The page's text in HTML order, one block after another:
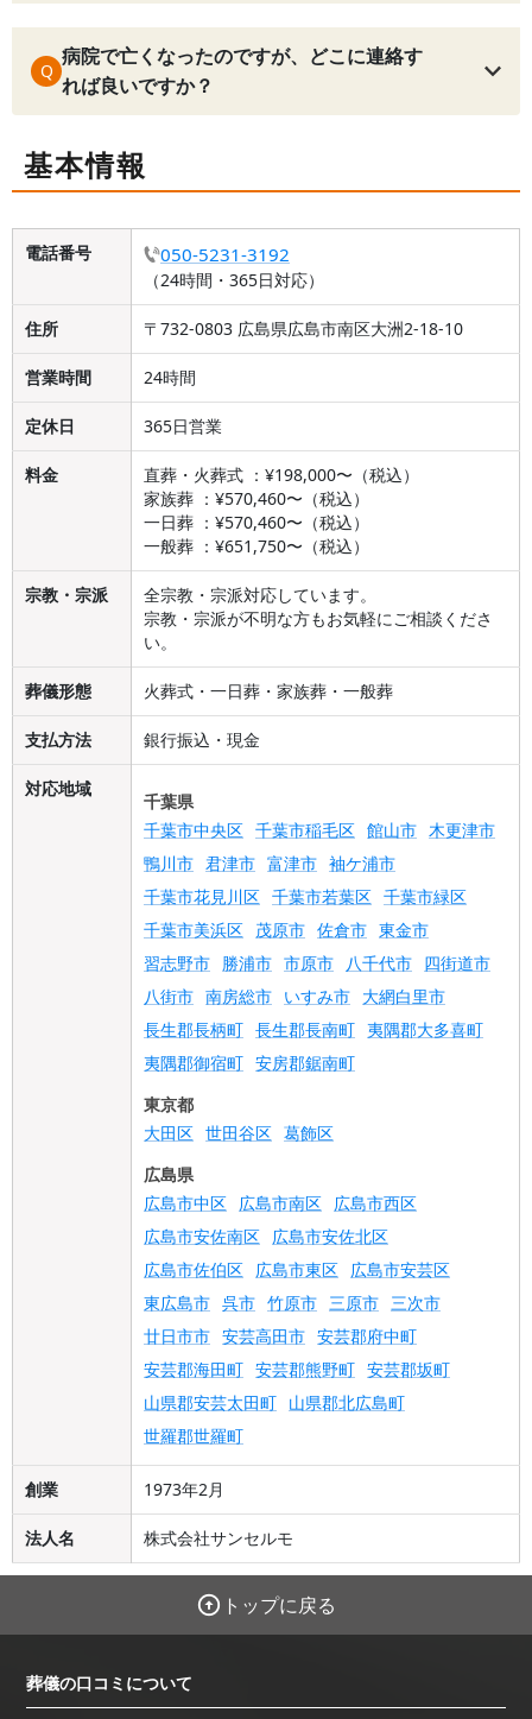
Q
病院で亡くなったのですが、どこに連絡す
れば良いですか？
基本情報
電話番号 050-5231-3192
（24時間・365日対応）
住所 〒732-0803 広島県広島市南区大洲2-18-10
営業時間 24時間
定休日 365日営業
料金
直葬・火葬式 ：¥198,000〜（税込）
家族葬 ：¥570,460〜（税込）
一日葬 ：¥570,460〜（税込）
一般葬 ：¥651,750〜（税込）
宗教・宗派
全宗教・宗派対応しています。
宗教・宗派が不明な方もお気軽にご相談くださ
い。
葬儀形態 火葬式・一日葬・家族葬・一般葬
支払方法 銀行振込・現金
対応地域
千葉県
千葉市中央区 千葉市稲毛区 館山市 木更津市
鴨川市 君津市 富津市 袖ケ浦市
千葉市花見川区 千葉市若葉区 千葉市緑区
千葉市美浜区 茂原市 佐倉市 東金市
習志野市 勝浦市 市原市 八千代市 四街道市
八街市 南房総市 いすみ市 大網白里市
長生郡長柄町 長生郡長南町 夷隅郡大多喜町
夷隅郡御宿町 安房郡鋸南町
東京都
大田区 世田谷区 葛飾区
広島県
広島市中区 広島市南区 広島市西区
広島市安佐南区 広島市安佐北区
広島市佐伯区 広島市東区 広島市安芸区
東広島市 呉市 竹原市 三原市 三次市
廿日市市 安芸高田市 安芸郡府中町
安芸郡海田町 安芸郡熊野町 安芸郡坂町
山県郡安芸太田町 山県郡北広島町
世羅郡世羅町
創業 1973年2月
法人名 株式会社サンセルモ
トップに戻る
葬儀の口コミについて